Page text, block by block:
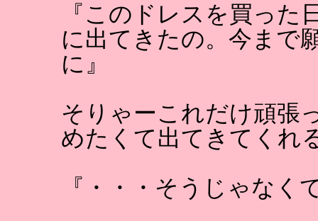
『このドレスを買った
に出てきたの。今まで
に』
そりゃーこれだけ頑張
めたくて出てきてくれ
『・・・そうじゃな